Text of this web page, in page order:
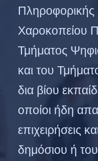
Πληροφορικής
Χαροκοπείου
Τμήματος
και του
δια βίου
οποίοι ήδη
επιχειρήσεις
δημόσιου ή